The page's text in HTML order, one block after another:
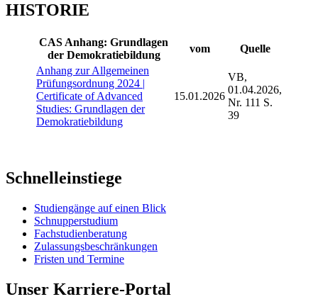
HISTORIE
CAS Anhang: Grundlagen
der Demokratiebildung
vom
Quelle
Anhang zur Allgemeinen
Prüfungsordnung 2024 |
Certificate of Advanced
Studies: Grundlagen der
Demokratiebildung
15.01.2026
VB,
01.04.2026,
Nr. 111 S.
39
Schnelleinstiege
Studiengänge auf einen Blick
Schnupperstudium
Fachstudienberatung
Zulassungsbeschränkungen
Fristen und Termine
Unser Karriere-Portal